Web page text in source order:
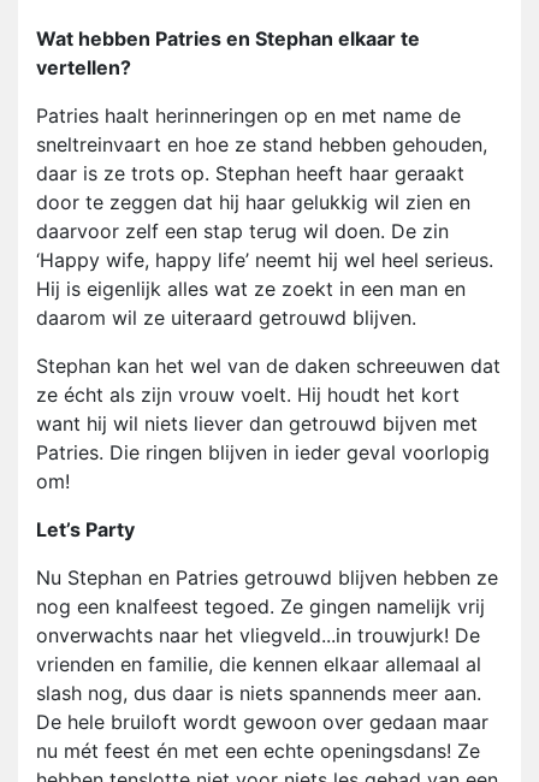
Wat hebben Patries en Stephan elkaar te
vertellen?
Patries haalt herinneringen op en met name de
sneltreinvaart en hoe ze stand hebben gehouden,
daar is ze trots op. Stephan heeft haar geraakt
door te zeggen dat hij haar gelukkig wil zien en
daarvoor zelf een stap terug wil doen. De zin
‘Happy wife, happy life’ neemt hij wel heel serieus.
Hij is eigenlijk alles wat ze zoekt in een man en
daarom wil ze uiteraard getrouwd blijven.
Stephan kan het wel van de daken schreeuwen dat
ze écht als zijn vrouw voelt. Hij houdt het kort
want hij wil niets liever dan getrouwd bijven met
Patries. Die ringen blijven in ieder geval voorlopig
om!
Let’s Party
Nu Stephan en Patries getrouwd blijven hebben ze
nog een knalfeest tegoed. Ze gingen namelijk vrij
onverwachts naar het vliegveld...in trouwjurk! De
vrienden en familie, die kennen elkaar allemaal al
slash nog, dus daar is niets spannends meer aan.
De hele bruiloft wordt gewoon over gedaan maar
nu mét feest én met een echte openingsdans! Ze